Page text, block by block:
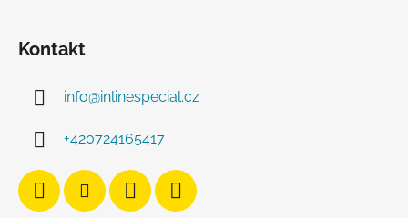
Kontakt
info@inlinespecial.cz
+420724165417